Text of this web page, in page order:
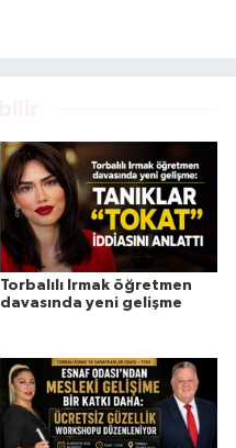
Torbalılı Irmak öğretmen
davasında yeni gelişme